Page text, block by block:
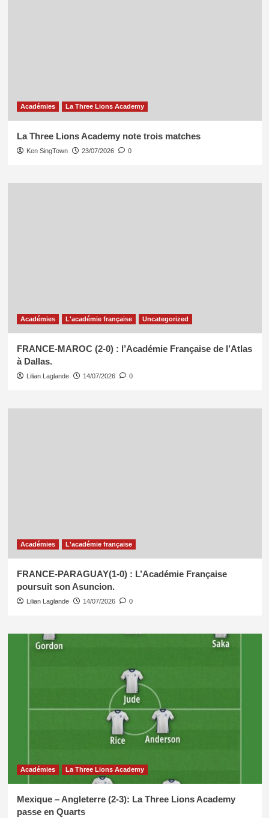
Académies La Three Lions Academy
La Three Lions Academy note trois matches
Ken SingTown 23/07/2026 0
Académies L'académie française Uncategorized
FRANCE-MAROC (2-0) : l’Académie Française de l’Atlas
à Dallas.
Lilian Laglande 14/07/2026 0
Académies L'académie française
FRANCE-PARAGUAY(1-0) : L’Académie Française
poursuit son Asuncion.
Lilian Laglande 14/07/2026 0
Académies La Three Lions Academy
Mexique – Angleterre (2-3): La Three Lions Academy
passe en Quarts